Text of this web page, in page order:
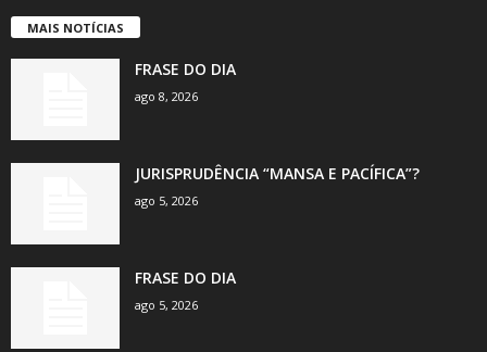
MAIS NOTÍCIAS
FRASE DO DIA
ago 8, 2026
JURISPRUDÊNCIA “MANSA E PACÍFICA”?
ago 5, 2026
FRASE DO DIA
ago 5, 2026